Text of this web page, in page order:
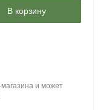
В корзину
и может